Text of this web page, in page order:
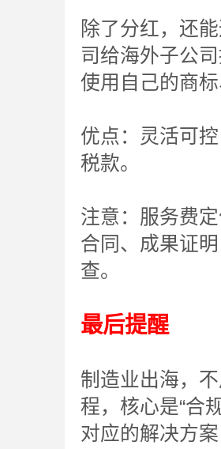
除了分红，还
司给海外子公
使用自己的商
优点：灵活可
税款。
注意：服务费
合同、成果证
查。
最后提醒
制造业出海，
程，核心是“合
对应的解决方